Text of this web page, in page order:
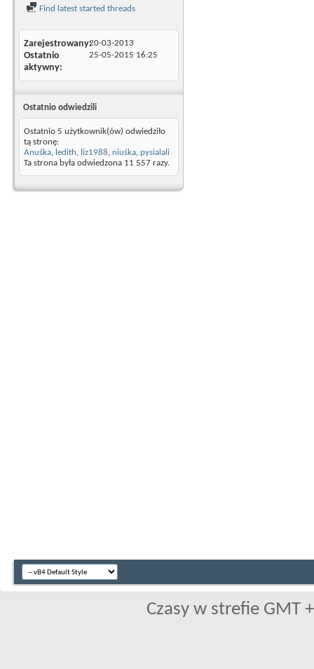
Find latest started threads
Zarejestrowany20-03-2013
Ostatnio
aktywny
25-05-2015 16:25
Ostatnio odwiedzili
Ostatnio 5 użytkownik(ów) odwiedziło
tą stronę:
Anuśka, ledith, liz1988, niuśka, pysialali
Ta strona była odwiedzona 11 557 razy.
Czasy w strefie GMT